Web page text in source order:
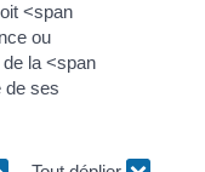
<span
ou
la <span
de ses